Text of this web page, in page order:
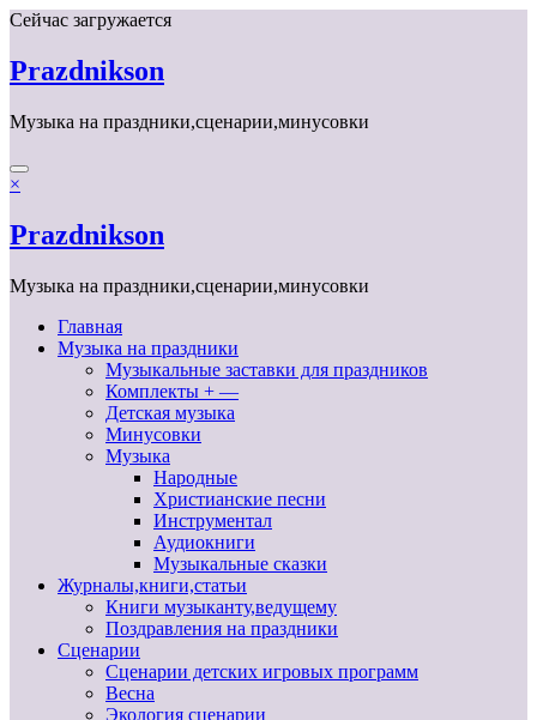
Перейти
содержимому
Сейчас загружается
Prazdnikson
Музыка на праздники,сценарии,минусовки
×
Prazdnikson
Музыка на праздники,сценарии,минусовки
Главная
Музыка на праздники
Музыкальные заставки для праздников
Комплекты + —
Детская музыка
Минусовки
Музыка
Народные
Христианские песни
Инструментал
Аудиокниги
Музыкальные сказки
Журналы,книги,статьи
Книги музыканту,ведущему
Поздравления на праздники
Сценарии
Сценарии детских игровых программ
Весна
Экология сценарии